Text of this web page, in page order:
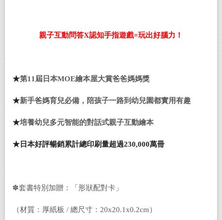
親子互動問答X認知手指遊戲=玩出好腦力！
★第11屆日本MOE繪本屋大賞爸爸媽媽獎
★新手爸媽育兒必備，陪孩子一路到幼兒園都實用有趣
★培養幼兒多元智能的對話式親子互動繪本
★ 日本好評暢銷累計總印刷量超過230,000萬冊
✽套書特別加贈：「形狀配對卡」
（材質：厚紙板 / 總尺寸：20x20.1x0.2cm）